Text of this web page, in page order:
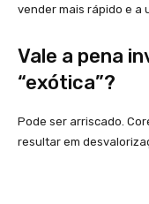
vender mais rápido e a
Vale a pena
“exótica”?
Pode ser arriscado.
resultar em